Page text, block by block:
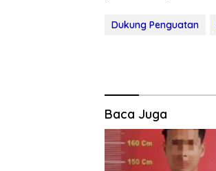
Dukung Penguatan
Baca Juga